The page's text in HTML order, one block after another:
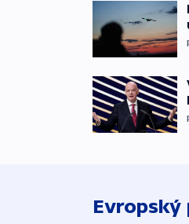
Evropský